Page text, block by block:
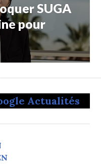
SUGA
pour
Actualités